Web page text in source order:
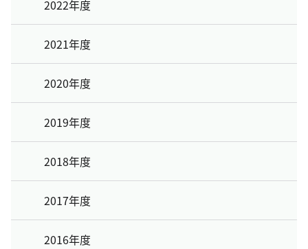
2022年度
2021年度
2020年度
2019年度
2018年度
2017年度
2016年度